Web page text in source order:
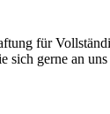
für
sich gerne an